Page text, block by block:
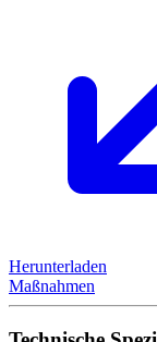
Herunterladen
Maßnahmen